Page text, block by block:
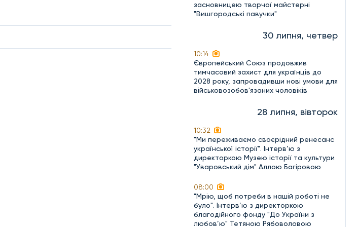
засновницею творчої майстерні
"Вишгородські павучки"
30 липня, четвер
10:14
Європейський Союз продовжив
тимчасовий захист для українців до
2028 року, запровадивши нові умови для
військовозобов'язаних чоловіків
28 липня, вівторок
10:32
"Ми переживаємо своєрідний ренесанс
української історії". Інтерв’ю з
директоркою Музею історії та культури
"Уваровський дім" Аллою Багіровою
08:00
"Мрію, щоб потреби в нашій роботі не
було". Інтерв’ю з директоркою
благодійного фонду "До України з
любов’ю" Тетяною Рябоволовою